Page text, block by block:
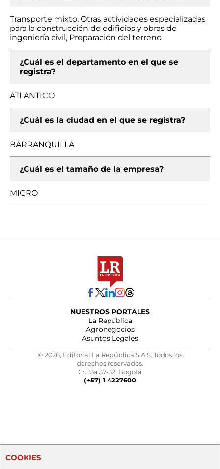
Transporte mixto, Otras actividades especializadas
para la construcción de edificios y obras de
ingeniería civil, Preparación del terreno
¿Cuál es el departamento en el que se
registra?
ATLANTICO
¿Cuál es la ciudad en el que se registra?
BARRANQUILLA
¿Cuál es el tamaño de la empresa?
MICRO
NUESTROS PORTALES
La República
Agronegocios
Asuntos Legales
© 2026, Editorial La República S.A.S. Todos los
derechos reservados.
Cr. 13a 37-32, Bogotá
(+57) 1 4227600
COOKIES